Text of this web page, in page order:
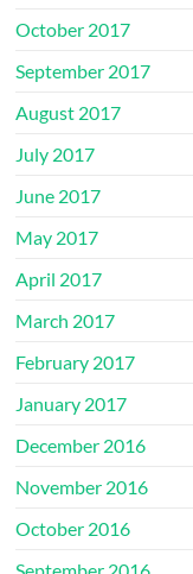
October 2017
September 2017
August 2017
July 2017
June 2017
May 2017
April 2017
March 2017
February 2017
January 2017
December 2016
November 2016
October 2016
September 2016